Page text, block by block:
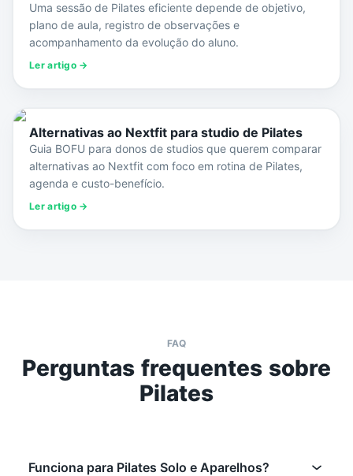
Uma sessão de Pilates eficiente depende de objetivo,
plano de aula, registro de observações e
acompanhamento da evolução do aluno.
Ler artigo →
Alternativas ao Nextfit para studio de Pilates
Guia BOFU para donos de studios que querem comparar
alternativas ao Nextfit com foco em rotina de Pilates,
agenda e custo-benefício.
Ler artigo →
FAQ
Perguntas frequentes sobre
Pilates
Funciona para Pilates Solo e Aparelhos?